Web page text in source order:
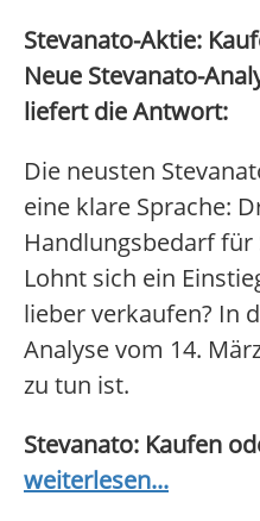
Stevanato-Aktie:
Neue Stevanato-
liefert die Antwort:
Die neusten
eine klare Sprache:
Handlungsbedarf
Lohnt sich ein
lieber verkaufen? In
Analyse vom 14.
zu tun ist.
Stevanato: Kaufen
weiterlesen...